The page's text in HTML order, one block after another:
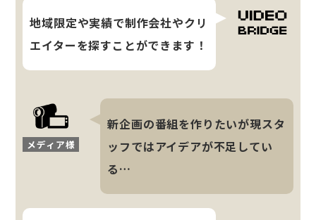
地域限定や実績で制作会社やクリ
エイターを探すことができます！
メディア様
新企画の番組を作りたいが現スタ
ッフではアイデアが不足してい
る…